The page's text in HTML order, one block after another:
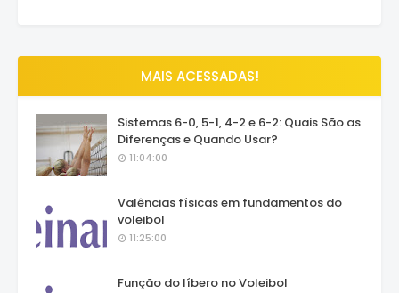
MAIS ACESSADAS!
Sistemas 6-0, 5-1, 4-2 e 6-2: Quais São as
Diferenças e Quando Usar?
11:04:00
Valências físicas em fundamentos do
voleibol
11:25:00
Função do líbero no Voleibol